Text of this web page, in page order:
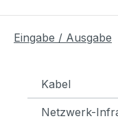
Eingabe / Ausgabe
Kabel
Netzwerk-